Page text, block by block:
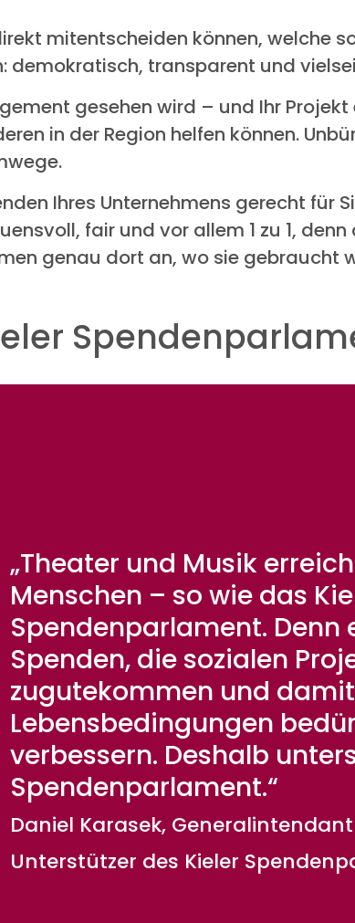
mitentscheiden können, welche
demokratisch, transparent und
gesehen wird – und Ihr
in der Region helfen können.
Ihres Unternehmens gerecht für
fair und vor allem 1 zu 1,
genau dort an, wo sie gebraucht
„Theater und Musik
Menschen – so wie das
Spendenparlament. Denn
Spenden, die sozialen
zugutekommen und
Lebensbedingungen
verbessern. Deshalb
Spendenparlament.“
Daniel Karasek,
Unterstützer des Kieler